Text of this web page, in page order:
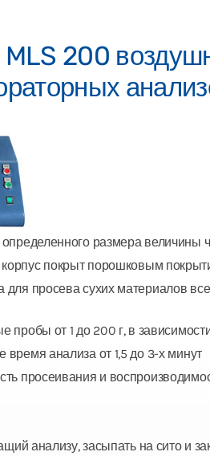
MLS 200
размера величины
покрыт порошковым
для просева сухих материалов
пробы от 1 до 200 г, в
время анализа от 1,5 до 3-х минут
просеивания и
анализу, засыпать на сито и